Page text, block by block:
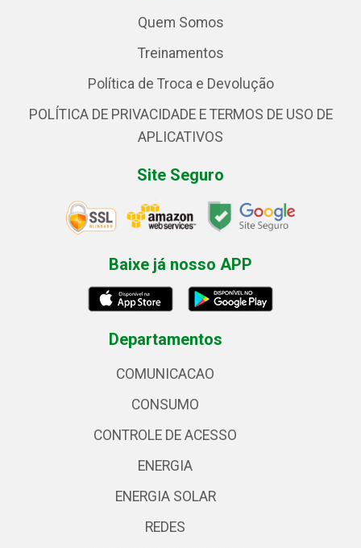
Quem Somos
Treinamentos
Política de Troca e Devolução
POLÍTICA DE PRIVACIDADE E TERMOS DE USO DE
APLICATIVOS
Site Seguro
Baixe já nosso APP
Departamentos
COMUNICACAO
CONSUMO
CONTROLE DE ACESSO
ENERGIA
ENERGIA SOLAR
REDES